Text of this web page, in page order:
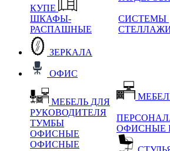
КУПЕ
ШКАФЫ-
РАСПАШНЫЕ
СИСТЕМЫ
ЗЕРКАЛА
ОФИС
МЕБЕЛЬ ДЛЯ
РУКОВОДИТЕЛЯ
ТУМБЫ
ОФИСНЫЕ
ОФИСНЫЕ
ОФИСНЫЕ